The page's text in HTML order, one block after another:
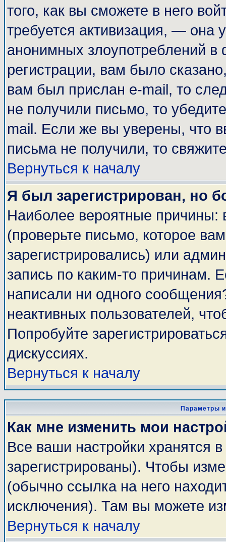
того, как вы сможете в него
требуется активизация, — она
анонимных злоупотреблений
регистрации, вам было
вам был прислан e-mail, то
не получили письмо, то
mail. Если же вы уверены, что
письма не получили, то
Вернуться к началу
Я был зарегистрирован, но
Наиболее вероятные причины:
(проверьте письмо, которое
зарегистрировались) или
запись по каким-то причинам.
написали ни одного
неактивных пользователей,
Попробуйте
дискуссиях.
Вернуться к началу
Параметры
Как мне изменить мои
Все ваши настройки хранятся
зарегистрированы). Чтобы
(обычно ссылка на него
исключения). Там вы можете
Вернуться к началу